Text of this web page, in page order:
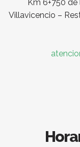
Km 6+750 de
Villavicencio –